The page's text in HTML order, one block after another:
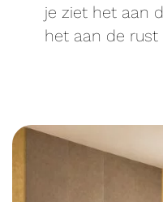
je ziet het aan
het aan de